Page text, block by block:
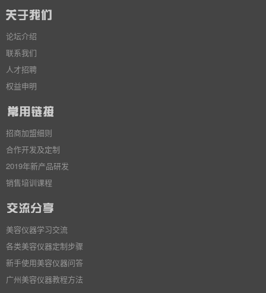
论坛介绍
联系我们
人才招聘
权益申明
招商加盟细则
合作开发及定制
2019年新产品研发
销售培训课程
美容仪器学习交流
各类美容仪器定制步骤
新手使用美容仪器问答
广州美容仪器教程方法